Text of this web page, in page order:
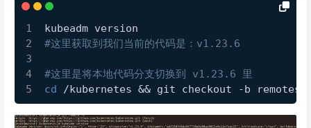
kubeadm version
#这里获取到我们当前的代码是：v1.23.6
#这里是将本地代码分支切换到 v1.23.6 里
cd /kubernetes && git checkout -b